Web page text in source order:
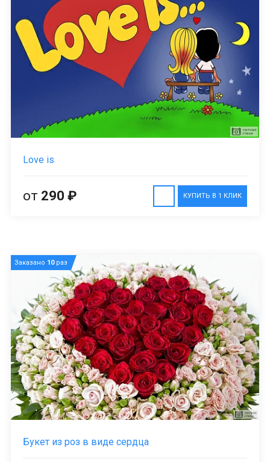
Love is
КУПИТЬ В 1 КЛИК
от 290 ₽
Заказано 10раз
Букет из роз в виде сердца